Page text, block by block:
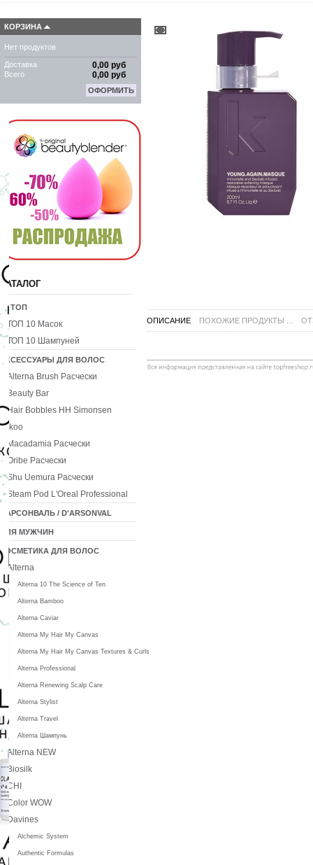
ОПИСАНИЕ ПОХОЖИЕ ПРОДУКТЫ ...
КОРЗИНА
Нет продуктов
Доставка 0,00 руб
Всего 0,00 руб
ОФОРМИТЬ
КАТАЛОГ
10 ТОП
ТОП 10 Масок
ТОП 10 Шампуней
АКСЕССУАРЫ ДЛЯ ВОЛОС
Alterna Brush Расчески
Beauty Bar
Hair Bobbles HH Simonsen
Ikoo
Macadamia Расчески
Oribe Расчески
Shu Uemura Расчески
Steam Pod L'Oreal Professional
ДАРСОНВАЛЬ / D'ARSONVAL
ДЛЯ МУЖЧИН
КОСМЕТИКА ДЛЯ ВОЛОС
Alterna
Alterna 10 The Science of Ten
Alterna Bamboo
Alterna Caviar
Alterna My Hair My Canvas
Alterna My Hair My Canvas Textures & Curls
Alterna Professional
Alterna Renewing Scalp Care
Alterna Stylist
Alterna Travel
Alterna Шампунь
Alterna NEW
Biosilk
CHI
Color WOW
Davines
Alchemic System
Authentic Formulas